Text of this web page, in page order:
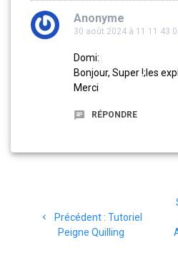
Anonyme
30 août 2024 à 11 11 43
Domi:
Bonjour, Super !;les
Merci
RÉPONDRE
l’article
Précédent : Article
précédent
Tutoriel
Peigne Quilling